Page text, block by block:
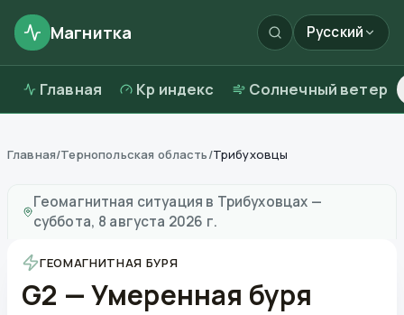
Магнитка Русский
Главная Kp индекс Солнечный ветер
Главная/Тернопольская область/Трибуховцы
Геомагнитная ситуация в Трибуховцах —
суббота, 8 августа 2026 г.
ГЕОМАГНИТНАЯ БУРЯ
G2 — Умеренная буря